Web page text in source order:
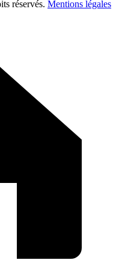
réservés. Mentions légales